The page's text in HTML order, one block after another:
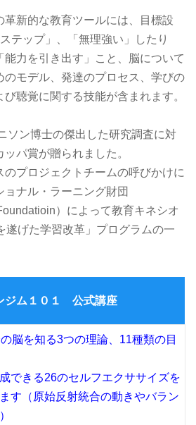
革新的な教育ツールには、目標設
テップ」、「無理強い」したり
能力を引き出す」こと、脳について
のモデル、発達のプロセス、学びの
聴覚に関する技能が含まれます。
ソン博士の傑出した研究調査に対
パ賞が贈られました。
のプロジェクトチームの呼びかけに
ョナル・ラーニング財団
）によって教育キネシオ
遂げた学習改革」プログラムの一
ジム１０１ 公式講座
脳を知る3つの理論、11種類の目
できる26のセルフエクササイズを
す（原始反射統合の動きやバラン